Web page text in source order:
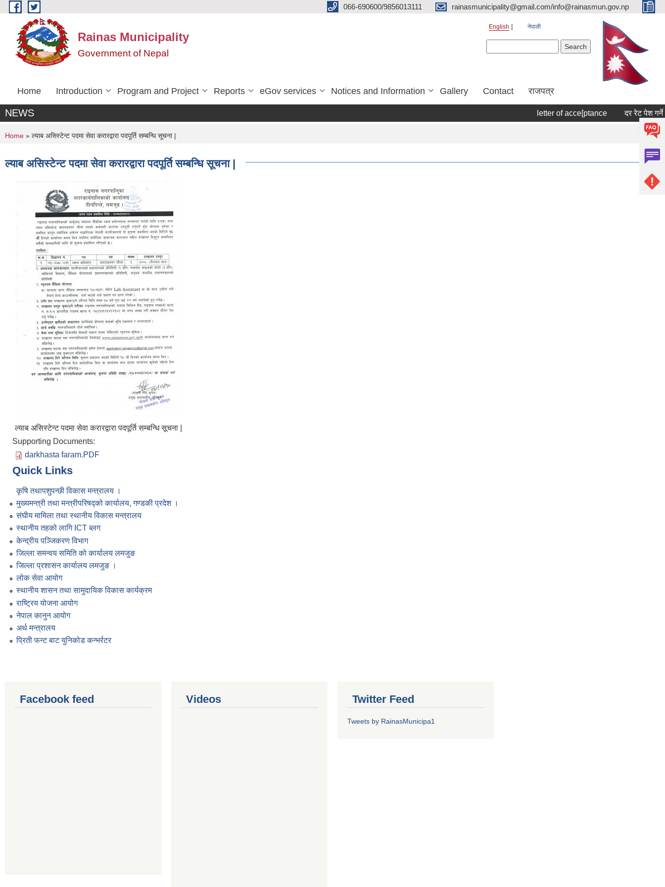
Skip to main content 066-690600/9856013111 rainasmunicipality@gmail.com/info@rainasmun.gov.np
Rainas Municipality
Government of Nepal
English नेपाली
Home Introduction Program and Project Reports eGov services Notices and Information Gallery Contact राजपत्र
NEWS letter of acce[ptance दर रेट पेश गर्ने
« first
You are here
Home » ल्याब असिस्टेन्ट पदमा सेवा करारद्वारा पदपूर्ति सम्बन्धि सूचना |
ल्याब असिस्टेन्ट पदमा सेवा करारद्वारा पदपूर्ति सम्बन्धि सूचना |
ल्याब असिस्टेन्ट पदमा सेवा करारद्वारा पदपूर्ति सम्बन्धि सूचना |
Supporting Documents:
darkhasta faram.PDF
Quick Links
कृषि तथापशुपन्छी विकास मन्त्रालय ।
मुख्यमन्त्री तथा मन्त्रीपरिषद्को कार्यालय, गण्डकी प्रदेश ।
संघीय मामिला तथा स्थानीय विकास मन्त्रालय
स्थानीय तहको लागि ICT ब्लग
केन्द्रीय पञ्जिकरण विभाग
जिल्ला समन्वय समिति को कार्यालय लमजुङ
जिल्ला प्रशासन कार्यालय लमजुङ ।
लोक सेवा आयोग
स्थानीय शासन तथा सामुदायिक विकास कार्यक्रम
राष्ट्रिय योजना आयोग
नेपाल कानुन आयोग
अर्थ मन्त्रालय
प्रिती फन्ट बाट युनिकोड कन्भर्रटर
Facebook feed Videos Twitter Feed
Tweets by RainasMunicipa1